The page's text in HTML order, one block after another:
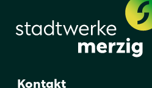
Kontakt